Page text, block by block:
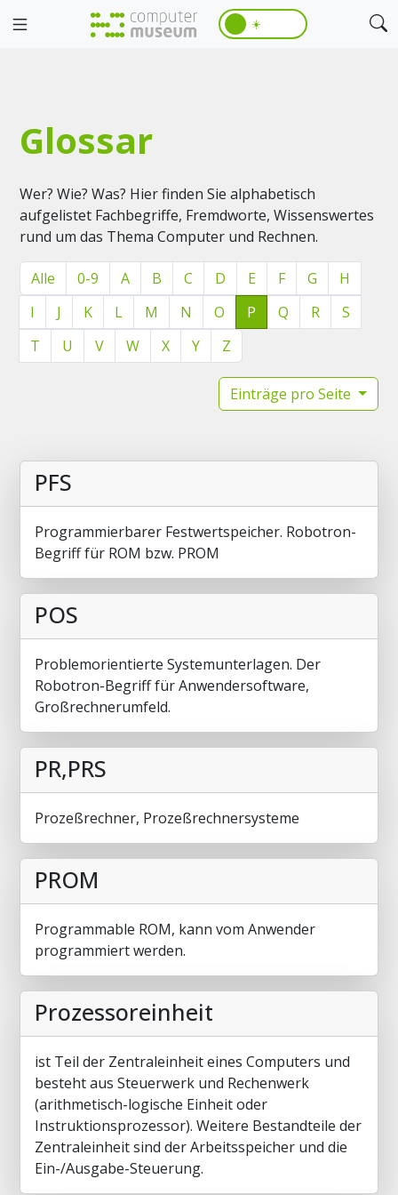
☀️
Glossar
Wer? Wie? Was? Hier finden Sie alphabetisch
aufgelistet Fachbegriffe, Fremdworte, Wissenswertes
rund um das Thema Computer und Rechnen.
Alle 0-9 A B C D E F G
H
I
J K L M N O P Q R
S
T
U V W X Y Z
Einträge pro Seite
PFS
Programmierbarer Festwertspeicher. Robotron-
Begriff für ROM bzw. PROM
POS
Problemorientierte Systemunterlagen. Der
Robotron-Begriff für Anwendersoftware,
Großrechnerumfeld.
PR,PRS
Prozeßrechner, Prozeßrechnersysteme
PROM
Programmable ROM, kann vom Anwender
programmiert werden.
Prozessoreinheit
ist Teil der Zentraleinheit eines Computers und
besteht aus Steuerwerk und Rechenwerk
(arithmetisch-logische Einheit oder
Instruktionsprozessor). Weitere Bestandteile der
Zentraleinheit sind der Arbeitsspeicher und die
Ein-/Ausgabe-Steuerung.